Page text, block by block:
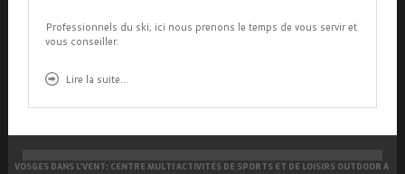
Professionnels du ski, ici nous prenons le temps de vous servir et
vous conseiller.
Lire la suite...
VOSGES DANS L’VENT: CENTRE MULTI ACTIVITÉS DE SPORTS ET DE LOISIRS OUTDOOR À